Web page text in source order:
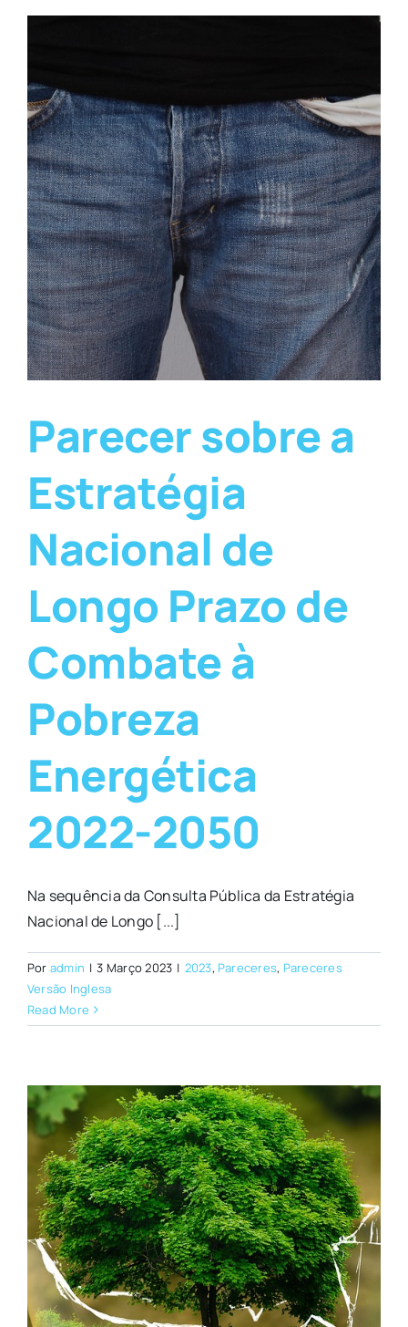
Parecer sobre a
Estratégia
Nacional de
Longo Prazo de
Combate à
Pobreza
Energética
2022-2050
Na sequência da Consulta Pública da Estratégia
Nacional de Longo [...]
Por admin | 3 Março 2023 | 2023, Pareceres, Pareceres
Versão Inglesa
Read More